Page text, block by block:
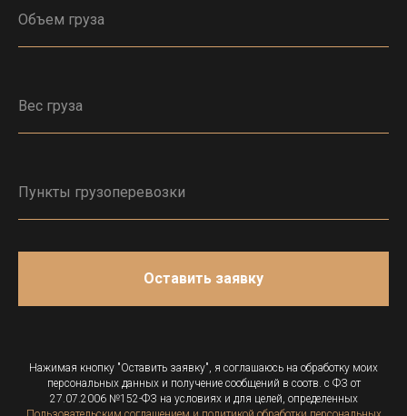
Оставить заявку
Нажимая кнопку "Оставить заявку", я соглашаюсь на обработку моих
персональных данных и получение сообщений в соотв. с ФЗ от
27.07.2006 №152-ФЗ на условиях и для целей, определенных